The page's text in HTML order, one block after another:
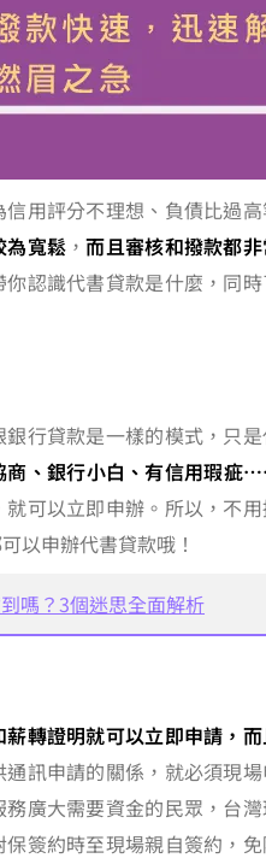
用評分不理想、負債比過
為寬鬆 ，而且審核和撥款都
認識代書貸款是什麼，同
行貸款是一樣的模式，只
商、銀行小白、有信用瑕疵
可以立即申辦。所以，不
以申辦代書貸款哦！
嗎？3個迷思全面解析
轉證明就可以立即申請，
訊申請的關係，就必須現
廣大需要資金的民眾，台
簽約時至現場親自簽約，